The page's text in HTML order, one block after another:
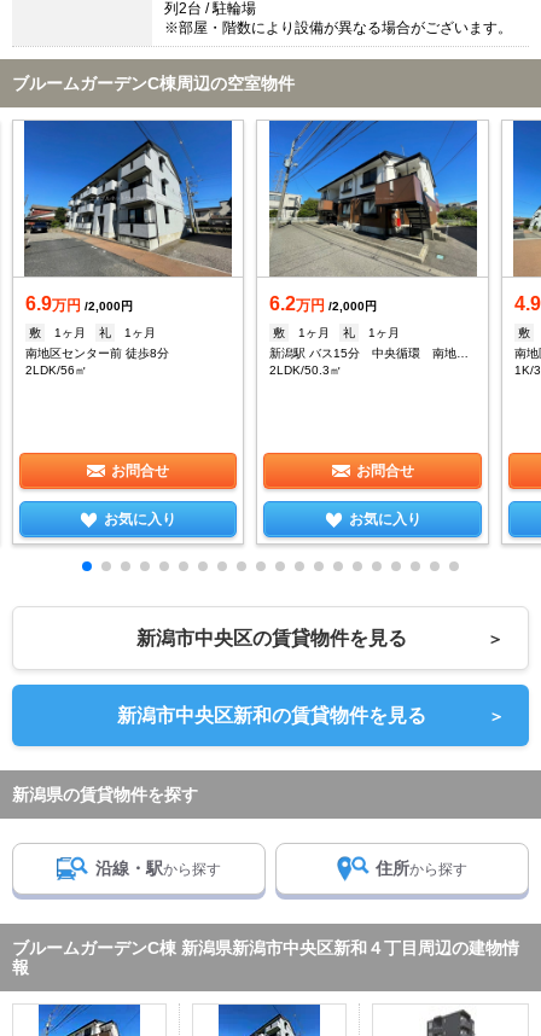
列2台 / 駐輪場
※部屋・階数により設備が異なる場合がございます。
ブルームガーデンC棟周辺の空室物件
6.9万円 /2,000円
敷
1ヶ月 礼
1ヶ月
南地区センター前 徒歩8分
2LDK/56㎡
お問合せ
お気に入り
6.2万円 /2,000円
敷
1ヶ月 礼
1ヶ月
2LDK/50.3㎡
お問合せ
お気に入り
4.9
敷
南地
1K/
新潟市中央区の賃貸物件を見る ＞
新潟市中央区新和の賃貸物件を見る ＞
新潟県の賃貸物件を探す
沿線・駅から探す 住所から探す
ブルームガーデンC棟 新潟県新潟市中央区新和４丁目周辺の建物情
報